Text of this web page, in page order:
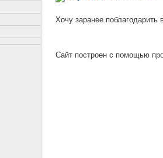
Хочу заранее
Сайт построен с помощью